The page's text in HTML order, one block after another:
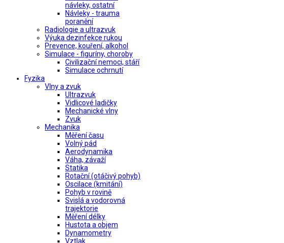
návleky, ostatní
Návleky - trauma
poranění
Radiologie a ultrazvuk
Výuka dezinfekce rukou
Prevence, kouření, alkohol
Simulace - figuríny, choroby
Civilizační nemoci, stáří
Simulace ochrnutí
Fyzika
Vlny a zvuk
Ultrazvuk
Vidlicové ladičky
Mechanické vlny
Zvuk
Mechanika
Měření času
Volný pád
Aerodynamika
Váha, závaží
Statika
Rotační (otáčivý pohyb)
Oscilace (kmitání)
Pohyb v rovině
Svislá a vodorovná
trajektorie
Měření délky
Hustota a objem
Dynamometry
Vztlak